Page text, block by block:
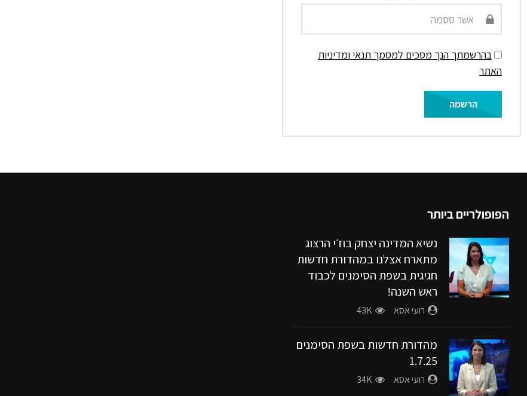
בהרשמתך הנך מסכים למסמך תנאי ומדיניות
האתר
הפופולריים ביותר
נשיא המדינה יצחק בוז׳י הרצוג
מתארח אצלנו במהדורת חדשות
חגיגית בשפת הסימנים לכבוד
ראש השנה!
רועי אסא 43K
מהדורת חדשות בשפת הסימנים
1.7.25
רועי אסא 34K